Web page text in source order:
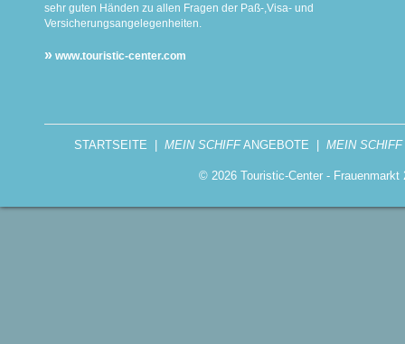
sehr guten Händen zu allen Fragen der Paß-,Visa- und
Versicherungsangelegenheiten.
» www.touristic-center.com
STARTSEITE MEIN SCHIFFANGEBOTE MEIN SCHIFF
© 2026 Touristic-Center -